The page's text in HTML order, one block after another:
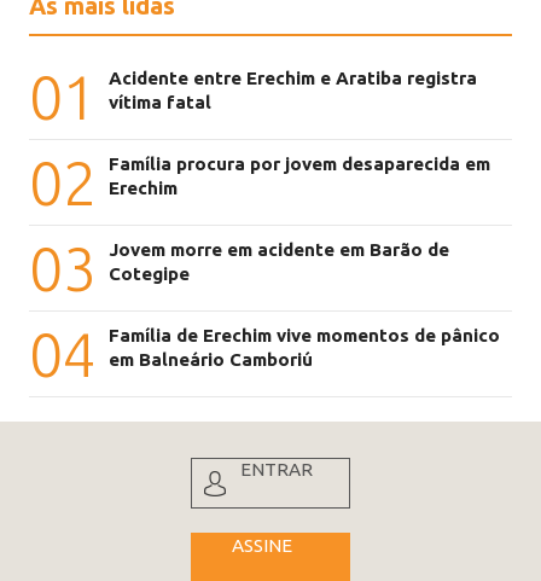
As mais lidas
01
Acidente entre Erechim e Aratiba registra
vítima fatal
02
Família procura por jovem desaparecida em
Erechim
03
Jovem morre em acidente em Barão de
Cotegipe
04
Família de Erechim vive momentos de pânico
em Balneário Camboriú
ENTRAR
ASSINE